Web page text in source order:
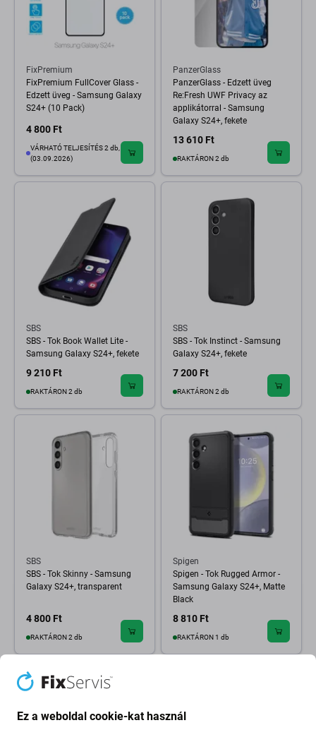
FixPremium
FixPremium FullCover Glass -
Edzett üveg - Samsung Galaxy
S24+ (10 Pack)
4 800 Ft
VÁRHATÓ TELJESÍTÉS 2 db,
(03.09.2026)
PanzerGlass
PanzerGlass - Edzett üveg
Re:Fresh UWF Privacy az
applikátorral - Samsung
Galaxy S24+, fekete
13 610 Ft
RAKTÁRON 2 db
SBS
SBS - Tok Book Wallet Lite -
Samsung Galaxy S24+, fekete
9 210 Ft
RAKTÁRON 2 db
SBS
SBS - Tok Instinct - Samsung
Galaxy S24+, fekete
7 200 Ft
RAKTÁRON 2 db
SBS
SBS - Tok Skinny - Samsung
Galaxy S24+, transparent
4 800 Ft
RAKTÁRON 2 db
Spigen
Spigen - Tok Rugged Armor -
Samsung Galaxy S24+, Matte
Black
8 810 Ft
RAKTÁRON 1 db
Ez a weboldal cookie-kat használ